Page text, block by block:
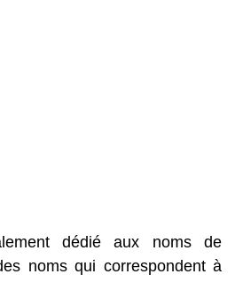
dédié aux noms de
noms qui correspondent à